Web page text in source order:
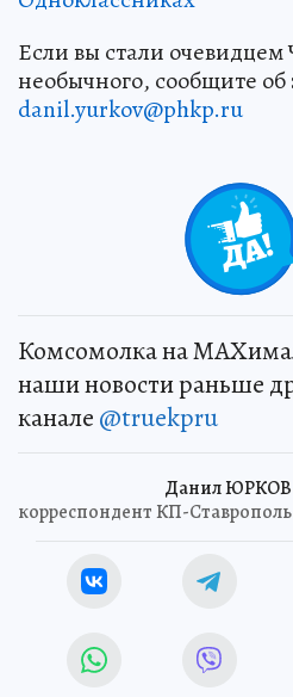
Если вы стали
необычного, сообщите
danil.yurkov@phkp.ru
Комсомолка на
наши новости раньше
канале @truekpru
Данил ЮРКОВ
корреспондент КП-Ставрополь